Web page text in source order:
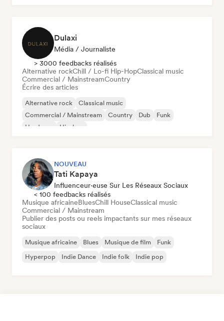
Dulaxi
Média / Journaliste
> 3000 feedbacks réalisés
Alternative rockChill / Lo-fi Hip-HopClassical music
Commercial / MainstreamCountry
Écrire des articles
Alternative rock
Classical music
Commercial / Mainstream
Country Dub
Funk
Hardcore
Hip-hop
NOUVEAU
Tati Kapaya
Influenceur·euse Sur Les Réseaux Sociaux
< 100 feedbacks réalisés
Musique africaineBluesChill HouseClassical music
Commercial / Mainstream
Publier des posts ou reels impactants sur mes réseaux
sociaux
Musique africaine Blues Musique de film
Funk
Hyperpop
Indie Dance Indie folk Indie pop